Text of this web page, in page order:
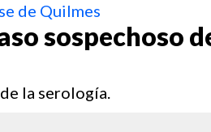
de Quilmes
sospechoso
la serología.